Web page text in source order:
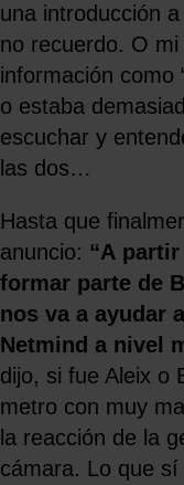
una introducción
no recuerdo. O
información como
o estaba
escuchar y
las dos…
Hasta que
anuncio: “A
formar parte de
nos va a ayudar
Netmind a nivel
dijo, si fue Aleix o
metro con muy
la reacción de la
cámara. Lo que